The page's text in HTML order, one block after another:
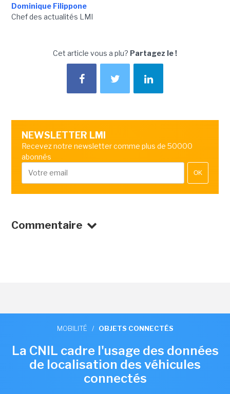
Dominique Filippone
Chef des actualités LMI
Cet article vous a plu? Partagez le !
NEWSLETTER LMI
Recevez notre newsletter comme plus de 50000
abonnés
OK
Commentaire
MOBILITÉ / OBJETS CONNECTÉS
La CNIL cadre l'usage des données
de localisation des véhicules
connectés